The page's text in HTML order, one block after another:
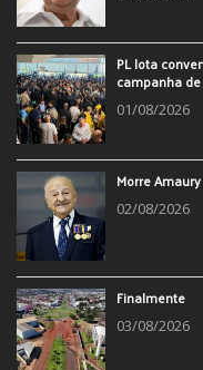
PL lota
campanha
01/08/2026
Morre
02/08/2026
Finalmente
03/08/2026